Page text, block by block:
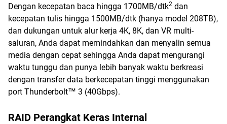
Dengan kecepatan baca hingga 1700MB/dtk2 dan
kecepatan tulis hingga 1500MB/dtk (hanya model 208TB),
dan dukungan untuk alur kerja 4K, 8K, dan VR multi-
saluran, Anda dapat memindahkan dan menyalin semua
media dengan cepat sehingga Anda dapat mengurangi
waktu tunggu dan punya lebih banyak waktu berkreasi
dengan transfer data berkecepatan tinggi menggunakan
port Thunderbolt™ 3 (40Gbps).
RAID Perangkat Keras Internal